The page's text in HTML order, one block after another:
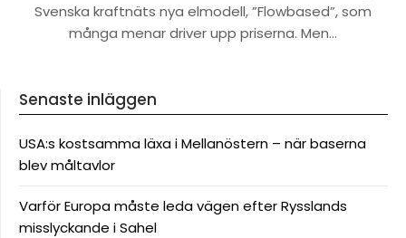
Svenska kraftnäts nya elmodell, ”Flowbased”, som
många menar driver upp priserna. Men…
Senaste inläggen
USA:s kostsamma läxa i Mellanöstern – när baserna
blev måltavlor
Varför Europa måste leda vägen efter Rysslands
misslyckande i Sahel